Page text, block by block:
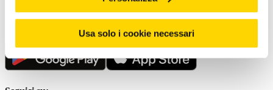
Usa solo i cookie necessari
Scarica la nostra App